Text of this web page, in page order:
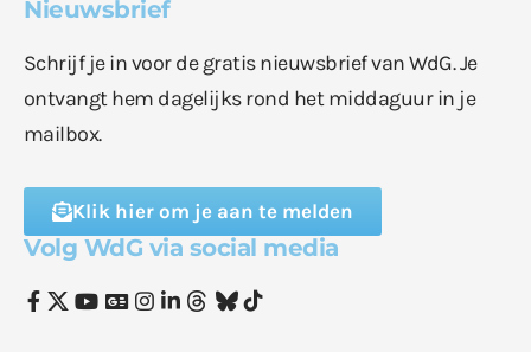
Nieuwsbrief
Schrijf je in voor de gratis nieuwsbrief van WdG. Je
ontvangt hem dagelijks rond het middaguur in je
mailbox.
Klik hier om je aan te melden
Volg WdG via social media